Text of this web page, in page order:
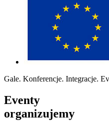
Gale. Konferencje. Integracje.
Eventy
organizujemy